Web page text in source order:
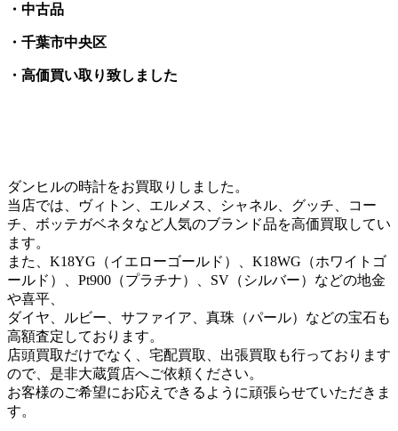
・中古品
・千葉市中央区
・高価買い取り致しました
ダンヒルの時計をお買取りしました。
当店では、ヴィトン、エルメス、シャネル、グッチ、コー
チ、ボッテガベネタなど人気のブランド品を高価買取してい
ます。
また、K18YG（イエローゴールド）、K18WG（ホワイトゴ
ールド）、Pt900（プラチナ）、SV（シルバー）などの地金
や喜平、
ダイヤ、ルビー、サファイア、真珠（パール）などの宝石も
高額査定しております。
店頭買取だけでなく、宅配買取、出張買取も行っております
ので、是非大蔵質店へご依頼ください。
お客様のご希望にお応えできるように頑張らせていただきま
す。